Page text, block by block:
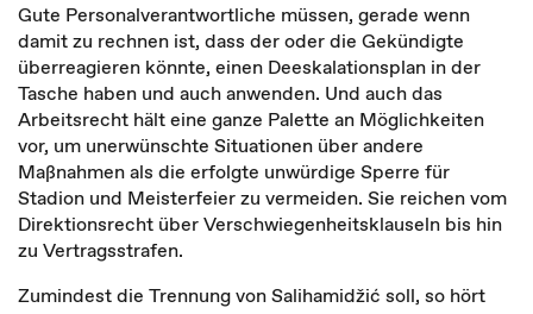
Gute Personalverantwortliche müssen, gerade wenn
damit zu rechnen ist, dass der oder die Gekündigte
überreagieren könnte, einen Deeskalationsplan in der
Tasche haben und auch anwenden. Und auch das
Arbeitsrecht hält eine ganze Palette an Möglichkeiten
vor, um unerwünschte Situationen über andere
Maßnahmen als die erfolgte unwürdige Sperre für
Stadion und Meisterfeier zu vermeiden. Sie reichen vom
Direktionsrecht über Verschwiegenheitsklauseln bis hin
zu Vertragsstrafen.
Zumindest die Trennung von Salihamidžić soll, so hört